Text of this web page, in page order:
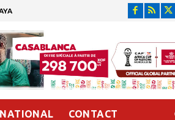
CONTACT